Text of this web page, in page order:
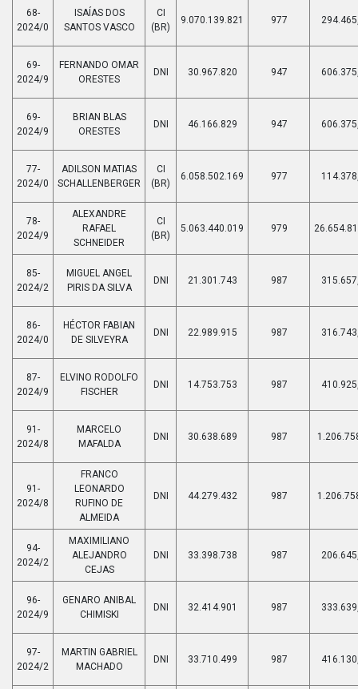
68-
2024/0
ISAÍAS DOS
SANTOS VASCO
CI
(BR)
9.070.139.821 977
69-
2024/9
FERNANDO OMAR
ORESTES
DNI 30.967.820 947
69-
2024/9
BRIAN BLAS
ORESTES
DNI 46.166.829 947
77-
2024/0
ADILSON MATIAS
SCHALLENBERGER
CI
(BR)
6.058.502.169 977
78-
2024/9
ALEXANDRE
RAFAEL
SCHNEIDER
CI
(BR)
5.063.440.019 979
85-
2024/2
MIGUEL ANGEL
PIRIS DA SILVA
DNI 21.301.743 987
86-
2024/0
HÉCTOR FABIAN
DE SILVEYRA
DNI 22.989.915 987
87-
2024/9
ELVINO RODOLFO
FISCHER
DNI 14.753.753 987
91-
2024/8
MARCELO
MAFALDA
DNI 30.638.689 987
91-
2024/8
FRANCO
LEONARDO
RUFINO DE
ALMEIDA
DNI 44.279.432 987
94-
2024/2
MAXIMILIANO
ALEJANDRO
CEJAS
DNI 33.398.738 987
96-
2024/9
GENARO ANIBAL
CHIMISKI
DNI 32.414.901 987
97-
2024/2
MARTIN GABRIEL
MACHADO
DNI 33.710.499 987